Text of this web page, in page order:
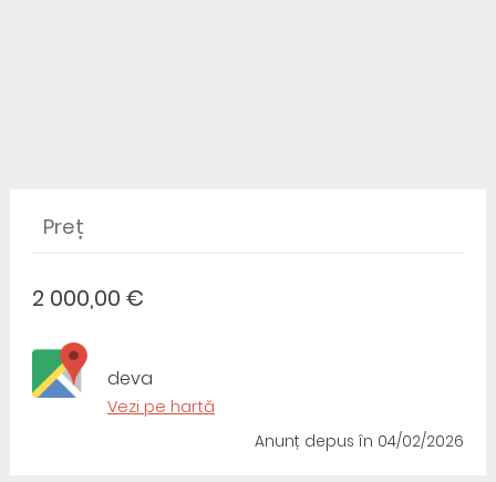
Preț
2 000,00 €
deva
Vezi pe hartă
Anunț depusîn 04/02/2026